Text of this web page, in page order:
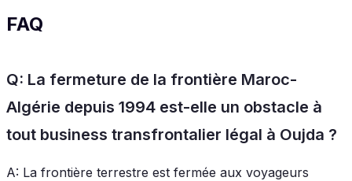
FAQ
Q: La fermeture de la frontière Maroc-
Algérie depuis 1994 est-elle un obstacle à
tout business transfrontalier légal à Oujda ?
A: La frontière terrestre est fermée aux voyageurs